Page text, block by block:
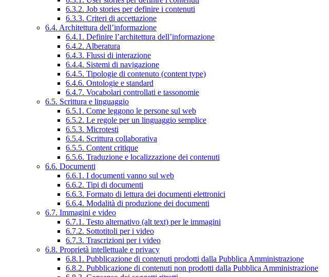
6.3.2. Job stories per definire i contenuti
6.3.3. Criteri di accettazione
6.4. Architettura dell’informazione
6.4.1. Definire l’architettura dell’informazione
6.4.2. Alberatura
6.4.3. Flussi di interazione
6.4.4. Sistemi di navigazione
6.4.5. Tipologie di contenuto (content type)
6.4.6. Ontologie e standard
6.4.7. Vocabolari controllati e tassonomie
6.5. Scrittura e linguaggio
6.5.1. Come leggono le persone sul web
6.5.2. Le regole per un linguaggio semplice
6.5.3. Microtesti
6.5.4. Scrittura collaborativa
6.5.5. Content critique
6.5.6. Traduzione e localizzazione dei contenuti
6.6. Documenti
6.6.1. I documenti vanno sul web
6.6.2. Tipi di documenti
6.6.3. Formato di lettura dei documenti elettronici
6.6.4. Modalità di produzione dei documenti
6.7. Immagini e video
6.7.1. Testo alternativo (alt text) per le immagini
6.7.2. Sottotitoli per i video
6.7.3. Trascrizioni per i video
6.8. Proprietà intellettuale e privacy
6.8.1. Pubblicazione di contenuti prodotti dalla Pubblica Amministrazione
6.8.2. Pubblicazione di contenuti non prodotti dalla Pubblica Amministrazione